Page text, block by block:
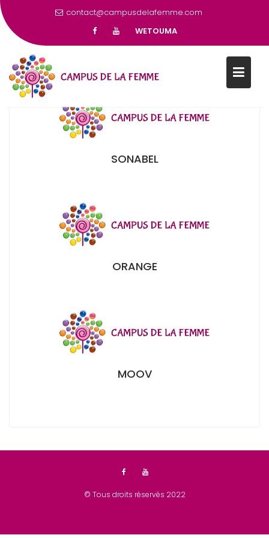
contact@campusdelafemme.com
WETOUMA
ENTREPRISES
ENTREPRISES PARTENAIRES
SONABEL
ORANGE
MOOV
© Tous droits réservés 2022